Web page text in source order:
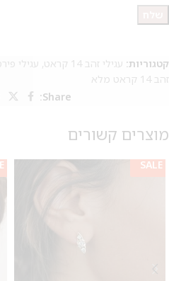
קטגוריות: עגילי זהב 14 קראט , עגילי
זהב 14 קראט מלא
Share:
מוצרים קשורים
SALE